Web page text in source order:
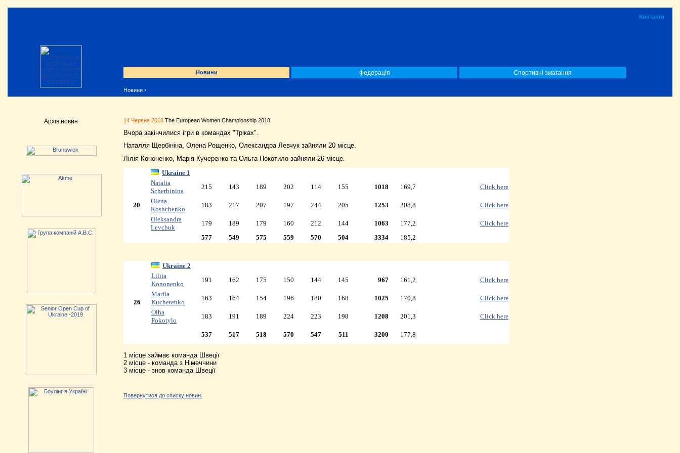
Контакти
Новини Федерація Спортивні змагання
Новини ›
Архів новин 14 Червня 2018 The European Women Championship 2018
Вчора закінчилися ігри в командах "Тріках".
Наталля Щербініна, Олена Рощенко, Олександра Левчук зайняли 20 місце.
Лілія Кононенко, Марія Кучеренко та Ольга Покотило зайняли 26 місце.
20
Ukraine 1
Natalia
Scherbinina
215 143 189 202 114 155 1018 169,7
Click here
Olena
Roshchenko
183 217 207 197 244 205 1253 208,8
Click here
Oleksandra
Levchuk
179 189 179 160 212 144 1063 177,2
Click here
577
549 575 559 570 504 3334 185,2
26
Ukraine 2
Liliia
Kononenko
191 162 175 150 144 145 967 161,2
Click here
Mariia
Kucherenko
163 164 154 196 180 168 1025 170,8
Click here
Olha
Pokotylo
183 191 189 224 223 198 1208 201,3 Click here
537 517 518 570 547 511 3200 177,8
1 місце займає команда Швеції
2 місце - команда з Німеччини
3 місце - знов команда Швеції
Повернутися до списку новин.